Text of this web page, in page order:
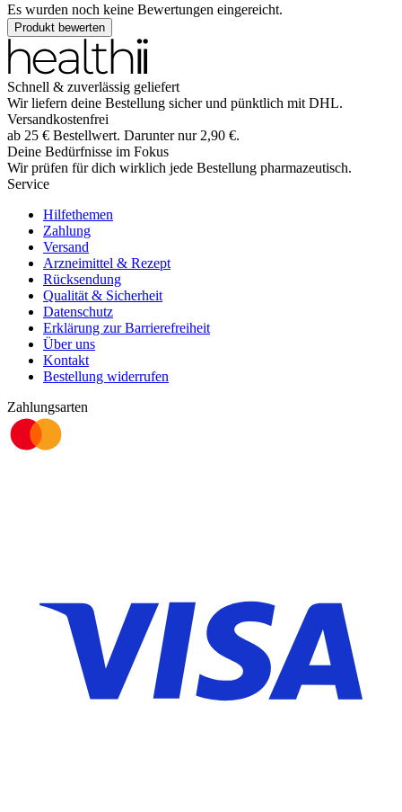
Es wurden noch keine Bewertungen eingereicht.
Produkt bewerten
Schnell & zuverlässig geliefert
Wir liefern deine Bestellung sicher und pünktlich mit DHL.
Versandkostenfrei
ab 25 € Bestellwert. Darunter nur 2,90 €.
Deine Bedürfnisse im Fokus
Wir prüfen für dich wirklich jede Bestellung pharmazeutisch.
Service
Hilfethemen
Zahlung
Versand
Arzneimittel & Rezept
Rücksendung
Qualität & Sicherheit
Datenschutz
Erklärung zur Barrierefreiheit
Über uns
Kontakt
Bestellung widerrufen
Zahlungsarten